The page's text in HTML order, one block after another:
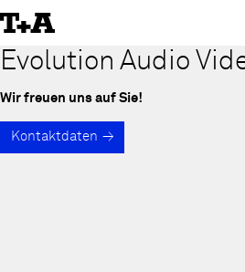
to
Content
Evolution Audio
Wir freuen uns auf Sie!
Kontaktdaten